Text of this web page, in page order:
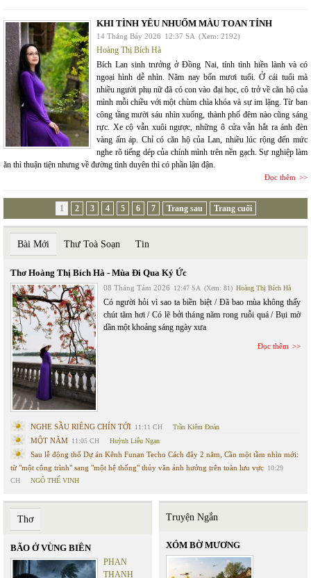
KHI TÌNH YÊU NHUỐM MÀU TOAN TÍNH
14 Tháng Bảy 2026 12:37 SA (Xem: 2192)
Hoàng Thị Bích Hà
Bích Lan sinh trưởng ở Đồng Nai, tính tình hiền lành và có
ngoại hình dễ nhìn. Năm nay bốn mươi tuổi. Ở cái tuổi mà
nhiều người phụ nữ đã có con vào đại học, cô trở về căn hộ của
mình mỗi chiều với một chùm chìa khóa và sự im lặng. Từ ban
công tầng mười sáu nhìn xuống, thành phố đêm nào cũng sáng
rực. Xe cộ vẫn xuôi ngược, những ô cửa vẫn hắt ra ánh đèn
vàng ấm áp. Chỉ có căn hộ của Lan, nhiều lúc rộng đến mức
nghe rõ tiếng dép của chính mình trên nền gạch. Sự nghiệp làm
ăn thì thuận tiện nhưng về đường tình duyên thì có phần lận đận.
Đọc thêm
1 2 3 4 5 6 7 Trang sau Trang cuối
Bài Mới Thư Toà Soạn Tin
Thơ Hoàng Thị Bích Hà - Mùa Đi Qua Ký Ức
08 Tháng Tám 2026 12:47 SA (Xem: 81) Hoàng Thị Bích Hà
Có người hỏi vì sao ta biền biệt / Đã bao mùa không thấy
chút tăm hơi / Có lẽ bởi tháng năm rong ruỗi quá / Bụi mờ
dần một khoảng sáng ngày xưa
Đọc thêm
NGHE SẦU RIÊNG CHÍN TỚI 11:11 CH Trần Kiêm Đoàn
MỘT NĂM 11:05 CH Huỳnh Liễu Ngạn
Sau lễ động thổ Dự án Kênh Funan Techo Cách đây 2 năm, Cần một tầm nhìn mới:
từ "một công trình" sang "một hệ thống" thủy văn ảnh hưởng trên toàn lưu vực 10:29
CH
NGÔ THẾ VINH
Thơ
BÃO Ở VÙNG BIÊN
PHAN
THANH
Truyện Ngắn
XÓM BỜ MƯƠNG